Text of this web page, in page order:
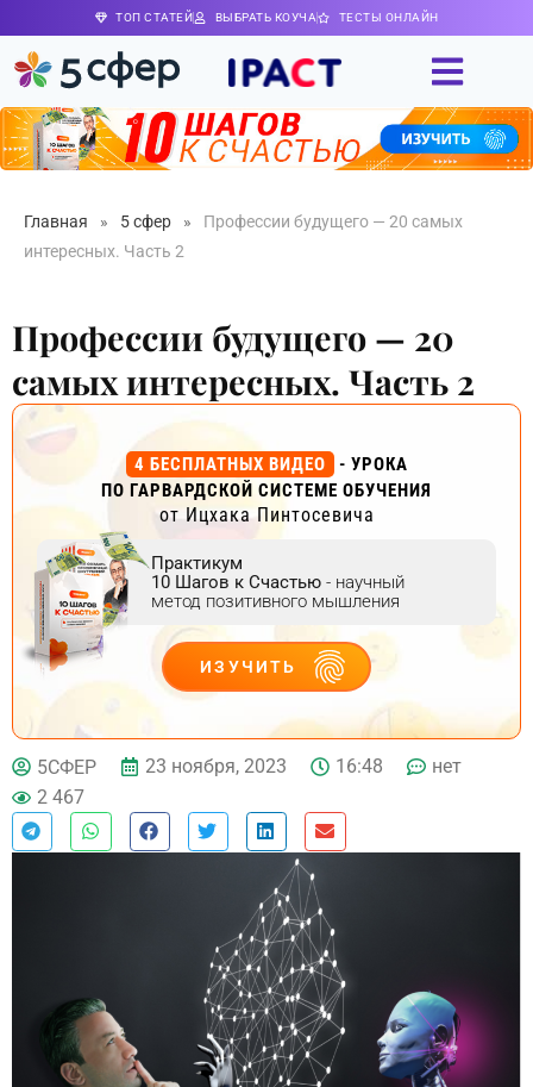
ТОП СТАТЕЙ ВЫБРАТЬ КОУЧА ТЕСТЫ ОНЛАЙН
Главная » 5 сфер »
Профессии будущего — 20 самых
интересных. Часть 2
Профессии будущего — 20
самых интересных. Часть 2
4 БЕСПЛАТНЫХ ВИДЕО
- УРОКА
ПО ГАРВАРДСКОЙ СИСТЕМЕ ОБУЧЕНИЯ
от Ицхака Пинтосевича
Практикум
10 Шагов к Счастью - научный
метод позитивного мышления
ИЗУЧИТЬ
ДЕЙСТВУЙ
5СФЕР 23 ноября, 2023 16:48
нет
2 467